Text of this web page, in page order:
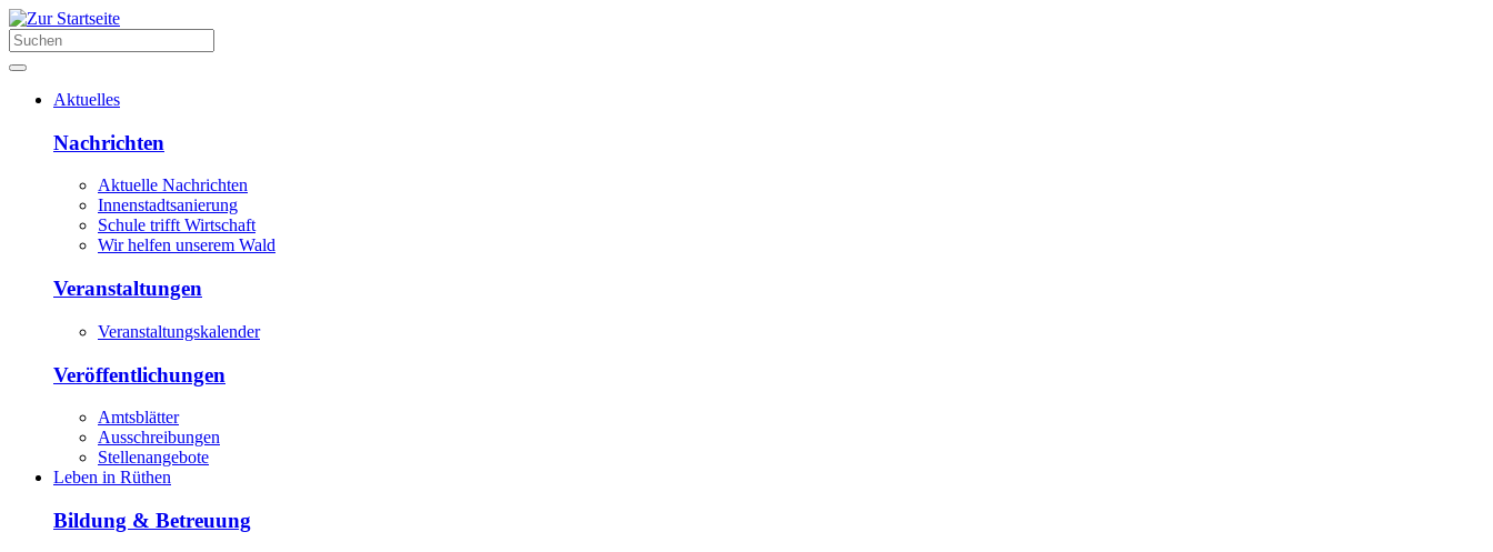
Aktuelles
Nachrichten
Aktuelle Nachrichten
Innenstadtsanierung
Schule trifft Wirtschaft
Wir helfen unserem Wald
Veranstaltungen
Veranstaltungskalender
Veröffentlichungen
Amtsblätter
Ausschreibungen
Stellenangebote
Leben in Rüthen
Bildung & Betreuung